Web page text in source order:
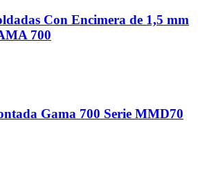
Con Encimera de 1,5 mm
700
Gama 700 Serie MMD70